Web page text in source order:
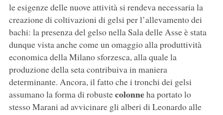
le esigenze delle nuove attività si rendeva necessaria la
creazione di coltivazioni di gelsi per l’allevamento dei
bachi: la presenza del gelso nella Sala delle Asse è stata
dunque vista anche come un omaggio alla produttività
economica della Milano sforzesca, alla quale la
produzione della seta contribuiva in maniera
determinante. Ancora, il fatto che i tronchi dei gelsi
assumano la forma di robustecolonneha portato lo
stesso Marani ad avvicinare gli alberi di Leonardo alle